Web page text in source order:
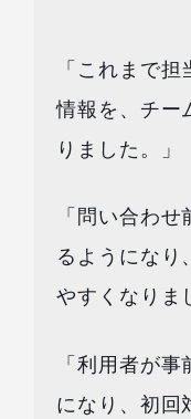
「これまで
情報を、チー
りました。」
「問い合わ
るようになり
やすくなりま
「利用者が
になり、初回